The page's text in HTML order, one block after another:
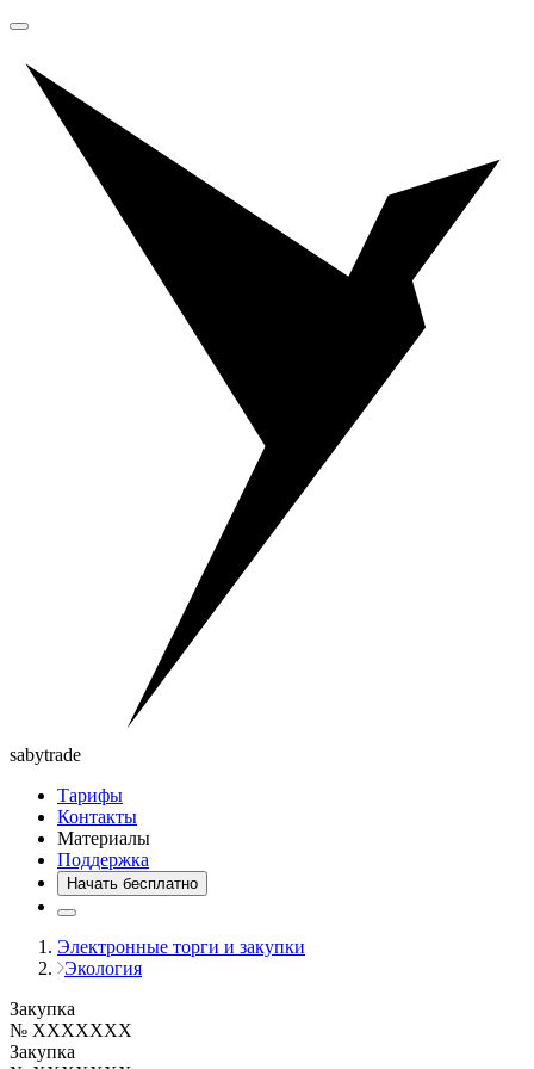
sabytrade
Тарифы
Контакты
Материалы
Поддержка
Начать бесплатно
Электронные торги и закупки
Экология
Закупка
№ XXXXXXX
Закупка